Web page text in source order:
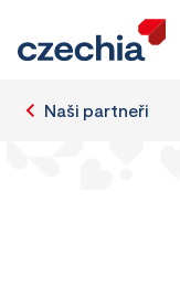
Naši partneři